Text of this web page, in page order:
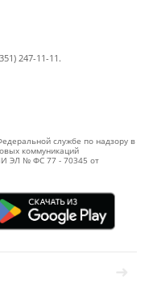
247-11-11.
службе по надзору в
коммуникаций
ЭЛ № ФС 77 - 70345 от